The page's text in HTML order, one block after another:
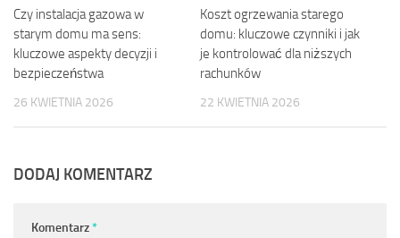
Czy instalacja gazowa w
starym domu ma sens:
kluczowe aspekty decyzji i
bezpieczeństwa
26 KWIETNIA 2026
Koszt ogrzewania starego
domu: kluczowe czynniki i jak
je kontrolować dla niższych
rachunków
22 KWIETNIA 2026
DODAJ KOMENTARZ
Komentarz*